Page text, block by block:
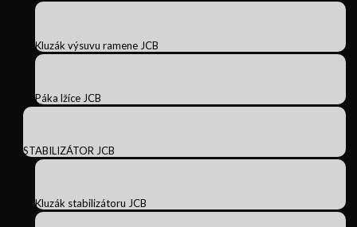
Kluzák výsuvu ramene JCB
Páka lžíce JCB
STABILIZÁTOR JCB
Kluzák stabilizátoru JCB